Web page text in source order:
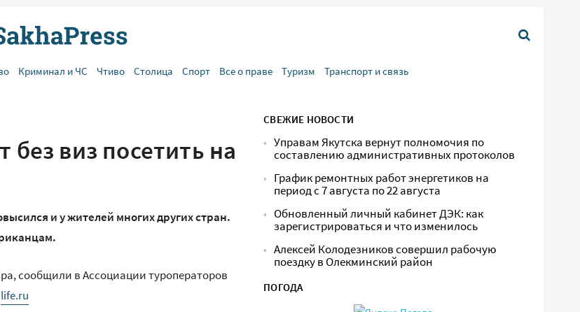
Криминал и ЧС Чтиво Столица Спорт Все о праве Туризм Транспорт и связь
без виз посетить на
и у жителей многих других стран.
сообщили в Ассоциации туроператоров
life.ru
СВЕЖИЕ НОВОСТИ
Управам Якутска вернут полномочия по
составлению административных протоколов
График ремонтных работ энергетиков на
период с 7 августа по 22 августа
Обновленный личный кабинет ДЭК: как
зарегистрироваться и что изменилось
Алексей Колодезников совершил рабочую
поездку в Олекминский район
ПОГОДА